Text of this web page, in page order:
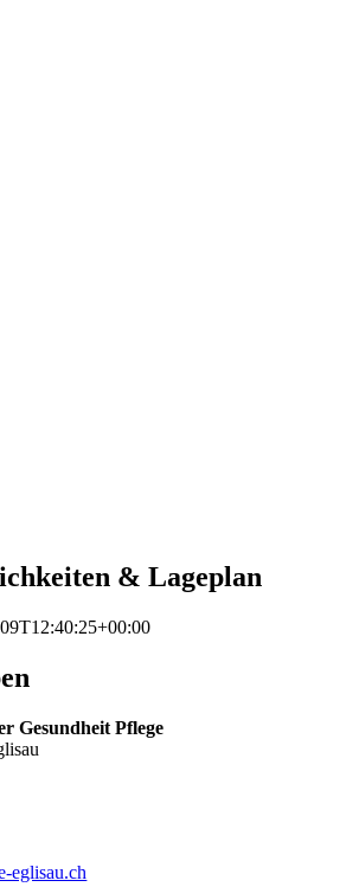
& Lageplan
Gesundheit Pflege
eglisau.ch